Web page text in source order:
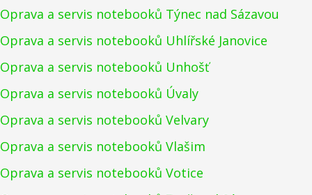
Oprava a servis notebooků Týnec nad Sázavou
Oprava a servis notebooků Uhlířské Janovice
Oprava a servis notebooků Unhošť
Oprava a servis notebooků Úvaly
Oprava a servis notebooků Velvary
Oprava a servis notebooků Vlašim
Oprava a servis notebooků Votice